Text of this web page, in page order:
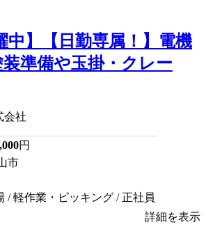
中】【日勤専属！】電機
準備や玉掛・クレー
会社
円
市
/ 軽作業・ピッキング / 正社員
詳細を表示